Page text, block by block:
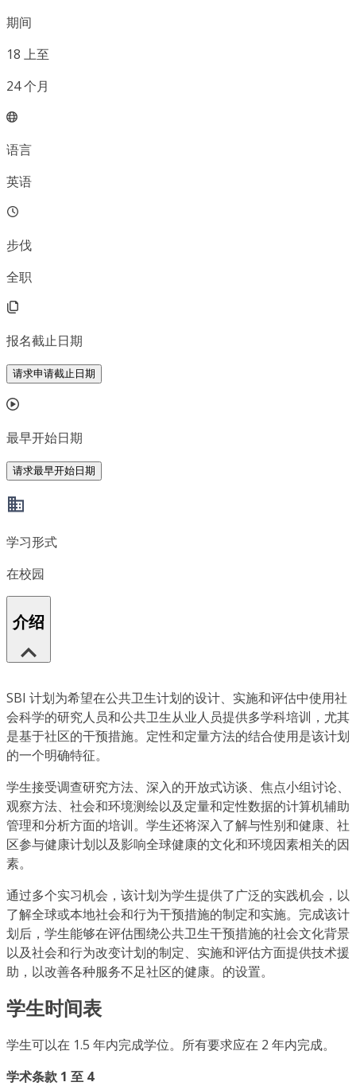
期间
18 上至
24个月
语言
英语
步伐
全职
报名截止日期
请求申请截止日期
最早开始日期
请求最早开始日期
学习形式
在校园
介绍
SBI 计划为希望在公共卫生计划的设计、实施和评估中使用社
会科学的研究人员和公共卫生从业人员提供多学科培训，尤其
是基于社区的干预措施。定性和定量方法的结合使用是该计划
的一个明确特征。
学生接受调查研究方法、深入的开放式访谈、焦点小组讨论、
观察方法、社会和环境测绘以及定量和定性数据的计算机辅助
管理和分析方面的培训。学生还将深入了解与性别和健康、社
区参与健康计划以及影响全球健康的文化和环境因素相关的因
素。
通过多个实习机会，该计划为学生提供了广泛的实践机会，以
了解全球或本地社会和行为干预措施的制定和实施。完成该计
划后，学生能够在评估围绕公共卫生干预措施的社会文化背景
以及社会和行为改变计划的制定、实施和评估方面提供技术援
助，以改善各种服务不足社区的健康。的设置。
学生时间表
学生可以在 1.5 年内完成学位。所有要求应在 2 年内完成。
学术条款 1 至 4